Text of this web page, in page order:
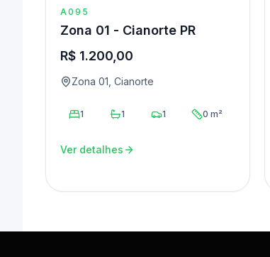
A095
Zona 01 - Cianorte PR
R$ 1.200,00
Zona 01, Cianorte
1 1 1 0 m²
Ver detalhes